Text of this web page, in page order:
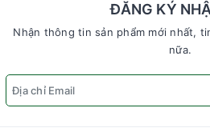
ĐĂNG KÝ
Nhận thông tin sản phẩm mới nhất,
nữa.